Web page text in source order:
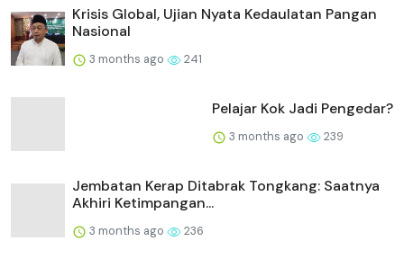
Krisis Global, Ujian Nyata Kedaulatan Pangan
Nasional
3 months ago 241
Pelajar Kok Jadi Pengedar?
3 months ago 239
Jembatan Kerap Ditabrak Tongkang: Saatnya
Akhiri Ketimpangan...
3 months ago 236